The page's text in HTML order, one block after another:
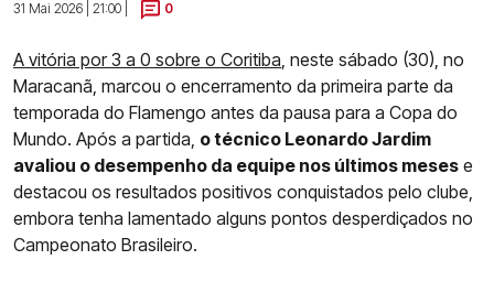
31 Mai 2026 | 21:00 |
0
A vitória por 3 a 0 sobre o Coritiba , neste sábado (30), no
Maracanã, marcou o encerramento da primeira parte da
temporada do Flamengo antes da pausa para a Copa do
Mundo. Após a partida, o técnico Leonardo Jardim
avaliou o desempenho da equipe nos últimos meses e
destacou os resultados positivos conquistados pelo clube,
embora tenha lamentado alguns pontos desperdiçados no
Campeonato Brasileiro.